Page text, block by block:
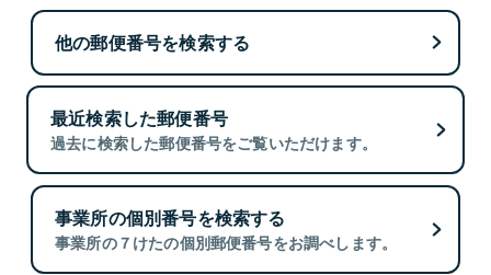
他の郵便番号を検索する
最近検索した郵便番号
過去に検索した郵便番号をご覧いただけます。
事業所の個別番号を検索する
事業所の７けたの個別郵便番号をお調べします。